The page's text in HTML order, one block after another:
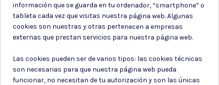
Suscríbete a nuestro boletín
Puede darse de baja en cualquier momento. Para ello, consulte nuestra
información de contacto en el aviso legal.
información que se guarda en tu ordenador, “smartphone” o
tableta cada vez que visitas nuestra página web. Algunas
cookies son nuestras y otras pertenecen a empresas
externas que prestan servicios para nuestra página web.
Las cookies pueden ser de varios tipos: las cookies técnicas
son necesarias para que nuestra página web pueda
funcionar, no necesitan de tu autorización y son las únicas